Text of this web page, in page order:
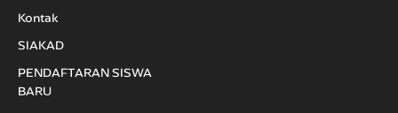
Kontak
SIAKAD
PENDAFTARAN SISWA
BARU